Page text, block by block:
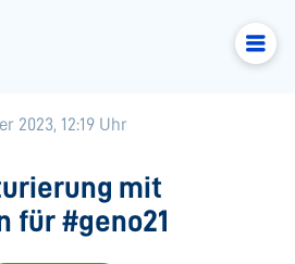
2023, 12:19 Uhr
mit
für #geno21